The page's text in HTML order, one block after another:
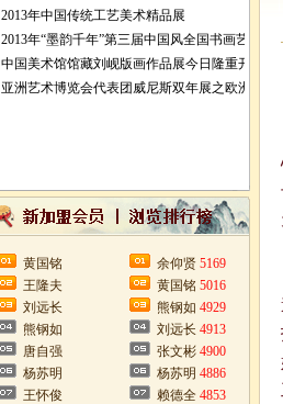
2013年中国传统工艺美术精品展
2013年“墨韵千年”第三届中国风全国书画艺术交
中国美术馆馆藏刘岘版画作品展今日隆重开展
亚洲艺术博览会代表团威尼斯双年展之欧洲行
黄国铭
王隆夫
刘远长
熊钢如
唐自强
杨苏明
王怀俊
余仰贤 5169
黄国铭 5016
熊钢如 4929
刘远长 4913
张文彬 4900
杨苏明 4886
赖德全 4853